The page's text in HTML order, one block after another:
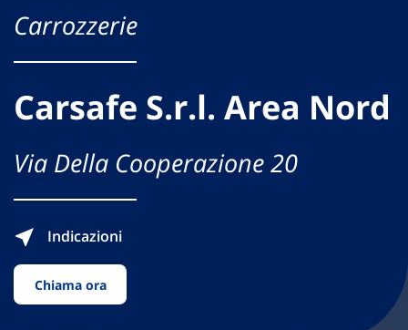
Carrozzerie
Carsafe S.r.l. Area Nord
Via Della Cooperazione 20
Indicazioni
Chiama ora